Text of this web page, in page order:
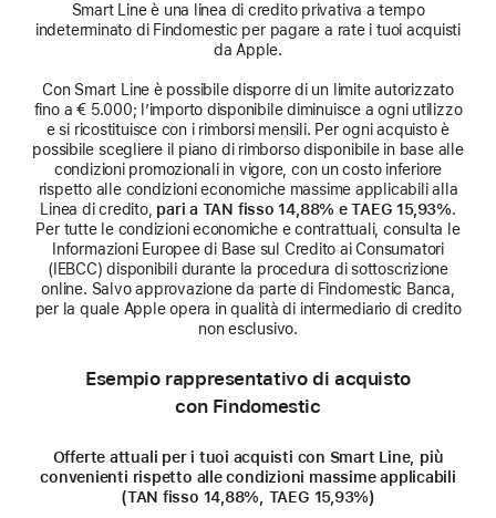
Smart Line è una linea di credito privativa a tempo
indeterminato di Findomestic per pagare a rate i tuoi acquisti
da Apple.
Con Smart Line è possibile disporre di un limite autorizzato
fino a € 5.000; l’importo disponibile diminuisce a ogni utilizzo
e si ricostituisce con i rimborsi mensili. Per ogni acquisto è
possibile scegliere il piano di rimborso disponibile in base alle
condizioni promozionali in vigore, con un costo inferiore
rispetto alle condizioni economiche massime applicabili alla
Linea di credito, pari a TAN fisso 14,88% e TAEG 15,93%.
Per tutte le condizioni economiche e contrattuali, consulta le
Informazioni Europee di Base sul Credito ai Consumatori
(IEBCC) disponibili durante la procedura di sottoscrizione
online. Salvo approvazione da parte di Findomestic Banca,
per la quale Apple opera in qualità di intermediario di credito
non esclusivo.
Esempio rappresentativo di acquisto
con Findomestic
Offerte attuali per i tuoi acquisti con Smart Line, più
convenienti rispetto alle condizioni massime applicabili
(TAN fisso 14,88%, TAEG 15,93%)